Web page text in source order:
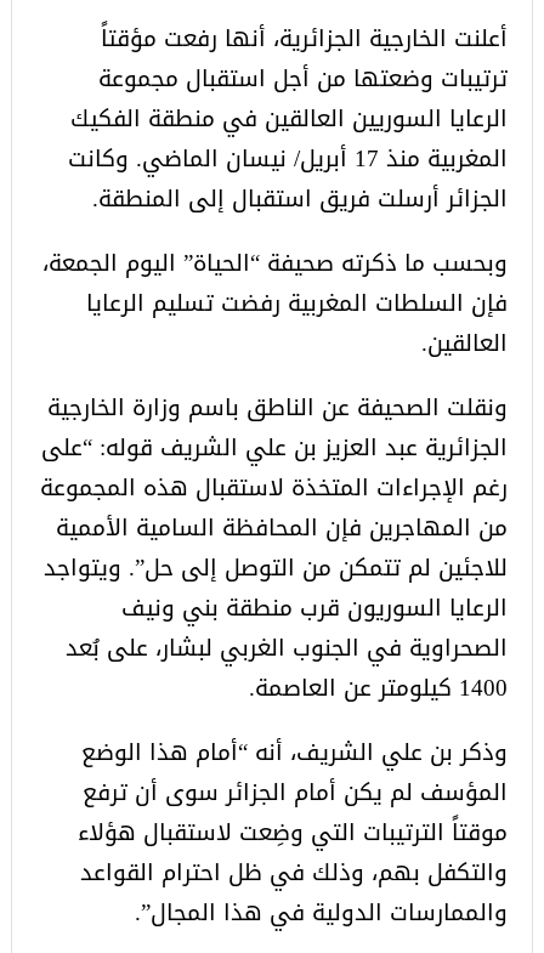
أعلنت الخارجية الجزائرية، أنها رفعت مؤقتاً
ترتيبات وضعتها من أجل استقبال مجموعة
الرعايا السوريين العالقين في منطقة الفكيك
المغربية منذ 17 أبريل/ نيسان الماضي. وكانت
الجزائر أرسلت فريق استقبال إلى المنطقة.
وبحسب ما ذكرته صحيفة “الحياة” اليوم الجمعة،
فإن السلطات المغربية رفضت تسليم الرعايا
العالقين.
ونقلت الصحيفة عن الناطق باسم وزارة الخارجية
الجزائرية عبد العزيز بن علي الشريف قوله: “على
رغم الإجراءات المتخذة لاستقبال هذه المجموعة
من المهاجرين فإن المحافظة السامية الأممية
للاجئين لم تتمكن من التوصل إلى حل”. ويتواجد
الرعايا السوريون قرب منطقة بني ونيف
الصحراوية في الجنوب الغربي لبشار، على بُعد
1400 كيلومتر عن العاصمة.
وذكر بن علي الشريف، أنه “أمام هذا الوضع
المؤسف لم يكن أمام الجزائر سوى أن ترفع
موقتاً الترتيبات التي وضِعت لاستقبال هؤلاء
والتكفل بهم، وذلك في ظل احترام القواعد
والممارسات الدولية في هذا المجال”.